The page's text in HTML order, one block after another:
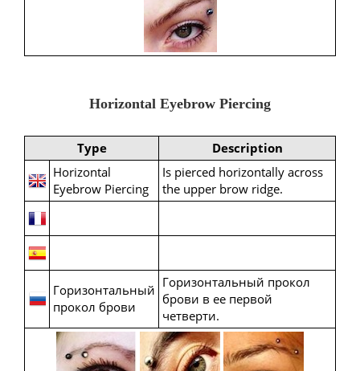
Horizontal Eyebrow Piercing
Type
Description
Horizontal
Eyebrow Piercing
Is pierced horizontally across
the upper brow ridge.
Горизонтальный
прокол брови
Горизонтальный прокол
брови в ее первой
четверти.